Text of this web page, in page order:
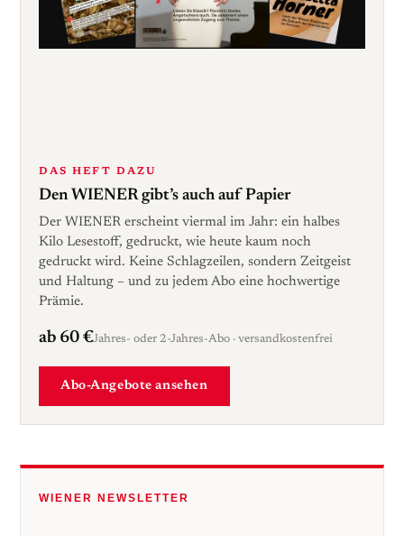
DAS HEFT DAZU
Den WIENER gibt’s auch auf Papier
Der WIENER erscheint viermal im Jahr: ein halbes
Kilo Lesestoff, gedruckt, wie heute kaum noch
gedruckt wird. Keine Schlagzeilen, sondern Zeitgeist
und Haltung – und zu jedem Abo eine hochwertige
Prämie.
ab 60 €Jahres- oder 2-Jahres-Abo · versandkostenfrei
Abo-Angebote ansehen
WIENER NEWSLETTER